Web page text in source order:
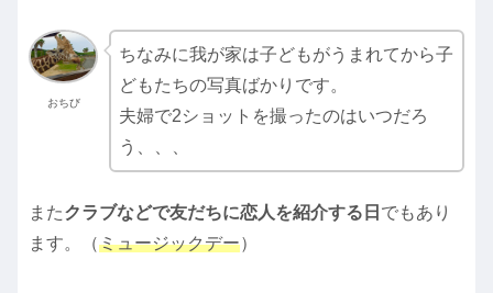
おちび
ちなみに我が家は子どもがうまれてから子
どもたちの写真ばかりです。
夫婦で2ショットを撮ったのはいつだろ
う、、、
またクラブなどで友だちに恋人を紹介する日 でもあり
ます。（ミュージックデー）